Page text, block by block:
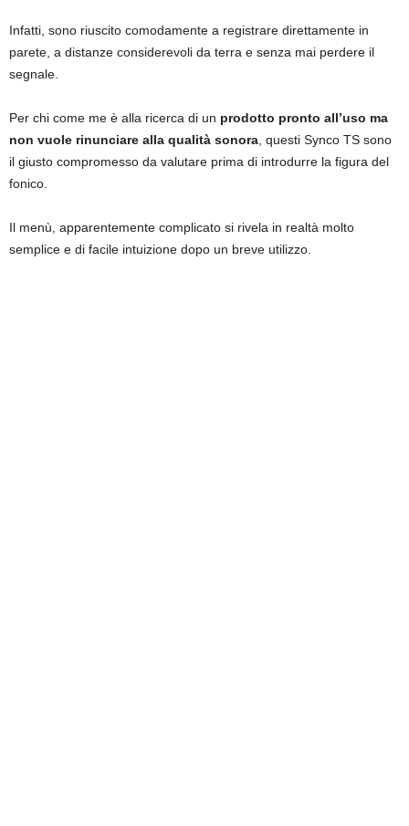
Infatti, sono riuscito comodamente a registrare direttamente in
parete, a distanze considerevoli da terra e senza mai perdere il
segnale.
Per chi come me è alla ricerca di un prodotto pronto all’uso ma
non vuole rinunciare alla qualità sonora, questi Synco TS sono
il giusto compromesso da valutare prima di introdurre la figura del
fonico.
Il menù, apparentemente complicato si rivela in realtà molto
semplice e di facile intuizione dopo un breve utilizzo.